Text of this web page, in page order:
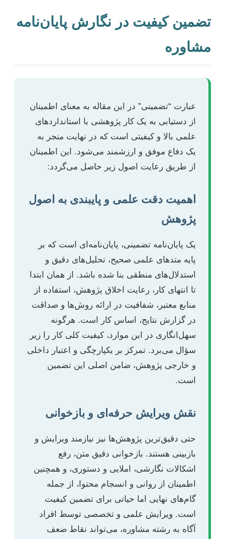
تضمین کیفیت در نگارش پایان‌نامه
مشاوره
عبارت “تضمینی” در این مقاله به معنای اطمینان
از دستیابی به یک کار پژوهشی با استانداردهای
علمی بالا و کیفیتی است که در نهایت منجر به
یک دفاع موفق و ارزشمند می‌شود. این اطمینان
از طریق رعایت اصول زیر حاصل می‌گردد:
اهمیت دقت علمی و پایبندی به اصول
پژوهش
یک پایان‌نامه تضمینی، پایان‌نامه‌ای است که بر
پایه متدهای علمی صحیح، تحلیل‌های دقیق و
استدلال‌های منطقی بنا شده باشد. از همان ابتدا
تا انتهای کار، رعایت اخلاق پژوهش، استفاده از
منابع معتبر، شفافیت در ارائه روش‌ها و صداقت
در گزارش نتایج، اساس کار است. هرگونه
سهل‌انگاری در این موارد، کیفیت کلی کار را زیر
سؤال می‌برد. تمرکز بر یکپارچگی و اعتبار داخلی
و خارجی پژوهش، ضامن اصلی این تضمین
است.
نقش ویرایش حرفه‌ای و بازخوانی
حتی دقیق‌ترین پژوهش‌ها نیز نیازمند ویرایش و
بازبینی هستند. بازخوانی دقیق متن، رفع
اشکالات نگارشی، املایی و دستوری، و همچنین
اطمینان از روانی و انسجام محتوا، از جمله
گام‌های نهایی اما حیاتی برای تضمین کیفیت
است. ویرایش علمی و تخصصی توسط افراد
آگاه به رشته مشاوره، می‌تواند نقاط ضعف